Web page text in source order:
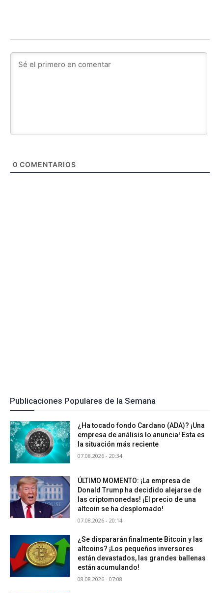
0 COMENTARIOS
Publicaciones Populares de la Semana
¿Ha tocado fondo Cardano (ADA)? ¡Una
empresa de análisis lo anuncia! Esta es
la situación más reciente
07.08.2026 - 20:34
ÚLTIMO MOMENTO: ¡La empresa de
Donald Trump ha decidido alejarse de
las criptomonedas! ¡El precio de una
altcoin se ha desplomado!
07.08.2026 - 20:14
¿Se dispararán finalmente Bitcoin y las
altcoins? ¡Los pequeños inversores
están devastados, las grandes ballenas
están acumulando!
08.08.2026 - 07:08